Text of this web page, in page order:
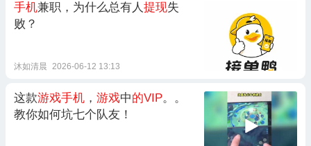
手机兼职，为什么总有人提现失
败？
沐如清晨 2026-06-12 13:13
这款游戏手机 ， 游戏中的VIP。。
教你如何坑七个队友！